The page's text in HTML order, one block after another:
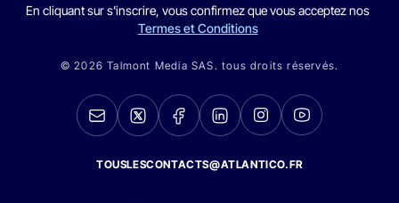
En cliquant sur s'inscrire, vous confirmez que vous acceptez nos
Termes et Conditions
© 2026 Talmont Media SAS. tous droits réservés.
TOUSLESCONTACTS@ATLANTICO.FR